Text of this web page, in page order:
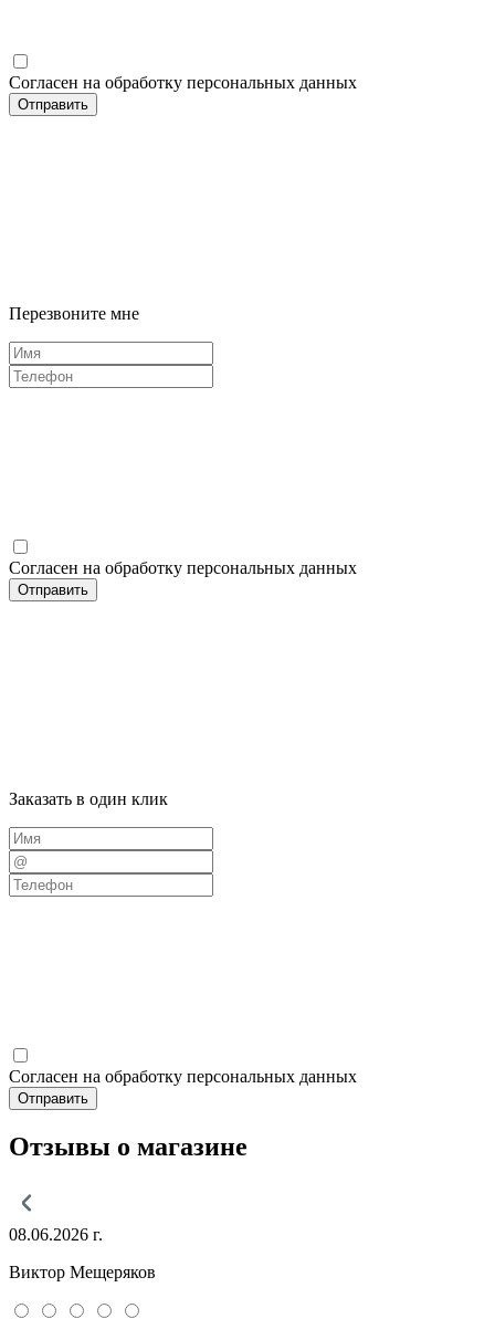
Согласен на обработку персональных данных
Отправить
Перезвоните мне
Согласен на обработку персональных данных
Отправить
Заказать в один клик
Согласен на обработку персональных данных
Отправить
Отзывы о магазине
08.06.2026 г.
Виктор Мещеряков